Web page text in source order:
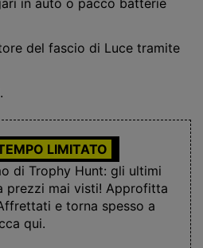
in auto o pacco batterie
del fascio di Luce tramite
LIMITATO
di Trophy Hunt: gli ultimi
prezzi mai visti! Approfitta
e torna spesso a
qui.